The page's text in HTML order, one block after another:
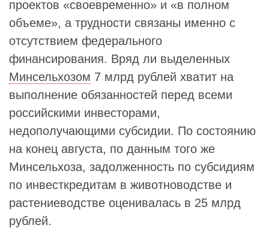
проектов «своевременно» и «в полном
объеме», а трудности связаны именно с
отсутствием федерального
финансирования. Вряд ли выделенных
Минсельхозом 7 млрд рублей хватит на
выполнение обязанностей перед всеми
российскими инвесторами,
недополучающими субсидии. По состоянию
на конец августа, по данным того же
Минсельхоза, задолженность по субсидиям
по инвесткредитам в животноводстве и
растениеводстве оценивалась в 25 млрд
рублей.